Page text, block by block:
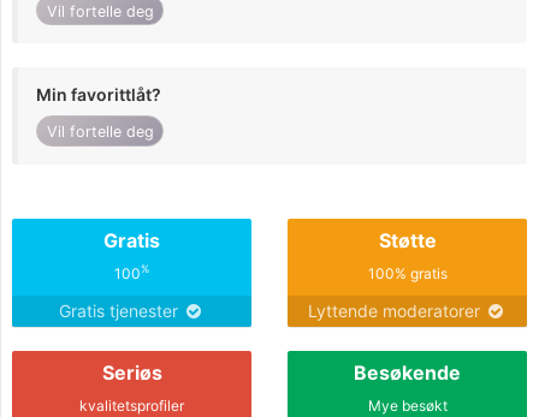
Vil fortelle deg
Min favorittlåt?
Vil fortelle deg
Gratis
100%
Gratis tjenester
Støtte
100% gratis
Lyttende moderatorer
Seriøs
kvalitetsprofiler
Besøkende
Mye besøkt